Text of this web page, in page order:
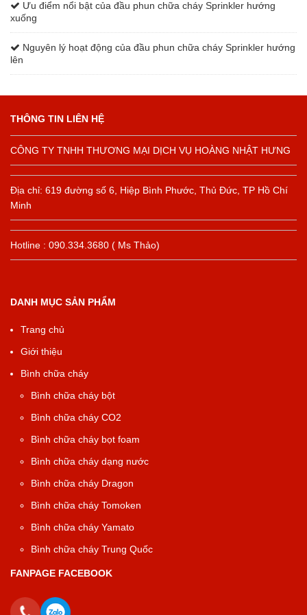
Ưu điểm nổi bật của đầu phun chữa cháy Sprinkler hướng
xuống
Nguyên lý hoạt động của đầu phun chữa cháy Sprinkler hướng
lên
THÔNG TIN LIÊN HỆ
CÔNG TY TNHH THƯƠNG MẠI DỊCH VỤ HOÀNG NHẬT HƯNG
Địa chỉ: 619 đường số 6, Hiệp Bình Phước, Thủ Đức, TP Hồ Chí
Minh
Hotline : 090.334.3680 ( Ms Thảo)
DANH MỤC SẢN PHẨM
Trang chủ
Giới thiệu
Bình chữa cháy
Bình chữa cháy bột
Bình chữa cháy CO2
Bình chữa cháy bọt foam
Bình chữa cháy dạng nước
Bình chữa cháy Dragon
Bình chữa cháy Tomoken
Bình chữa cháy Yamato
Bình chữa cháy Trung Quốc
FANPAGE FACEBOOK